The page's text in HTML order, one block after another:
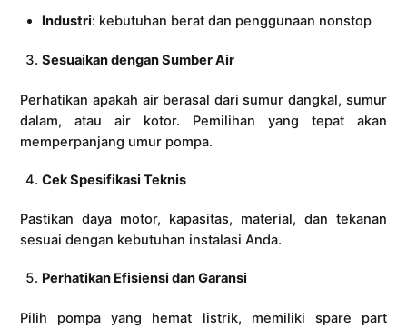
Industri: kebutuhan berat dan penggunaan nonstop
Sesuaikan dengan Sumber Air
Perhatikan apakah air berasal dari sumur dangkal, sumur
dalam, atau air kotor. Pemilihan yang tepat akan
memperpanjang umur pompa.
Cek Spesifikasi Teknis
Pastikan daya motor, kapasitas, material, dan tekanan
sesuai dengan kebutuhan instalasi Anda.
Perhatikan Efisiensi dan Garansi
Pilih pompa yang hemat listrik, memiliki spare part